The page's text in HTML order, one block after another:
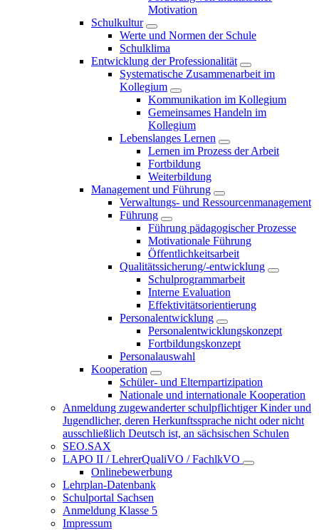
Motivation
Schulkultur
Werte und Normen der Schule
Schulklima
Entwicklung der Professionalität
Systematische Zusammenarbeit im
Kollegium
Kommunikation im Kollegium
Gemeinsames Handeln im
Kollegium
Lebenslanges Lernen
Lernen im Prozess der Arbeit
Fortbildung
Weiterbildung
Management und Führung
Verwaltungs- und Ressourcenmanagement
Führung
Führung pädagogischer Prozesse
Motivationale Führung
Öffentlichkeitsarbeit
Qualitätssicherung/-entwicklung
Schulprogrammarbeit
Interne Evaluation
Effektivitätsorientierung
Personalentwicklung
Personalentwicklungskonzept
Fortbildungskonzept
Personalauswahl
Kooperation
Schüler- und Elternpartizipation
Nationale und internationale Kooperation
Anmeldung zugewanderter schulpflichtiger Kinder und
Jugendlicher, deren Herkunftssprache nicht oder nicht
ausschließlich Deutsch ist, an sächsischen Schulen
SEO.SAX
LAPO II / LehrerQualiVO / FachlkVO
Onlinebewerbung
Lehrplan-Datenbank
Schulportal Sachsen
Anmeldung Klasse 5
Impressum